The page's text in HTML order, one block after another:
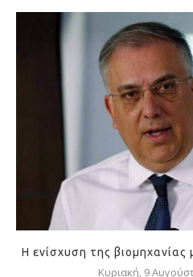
Η ενίσχυση της
Κυριακή, 9